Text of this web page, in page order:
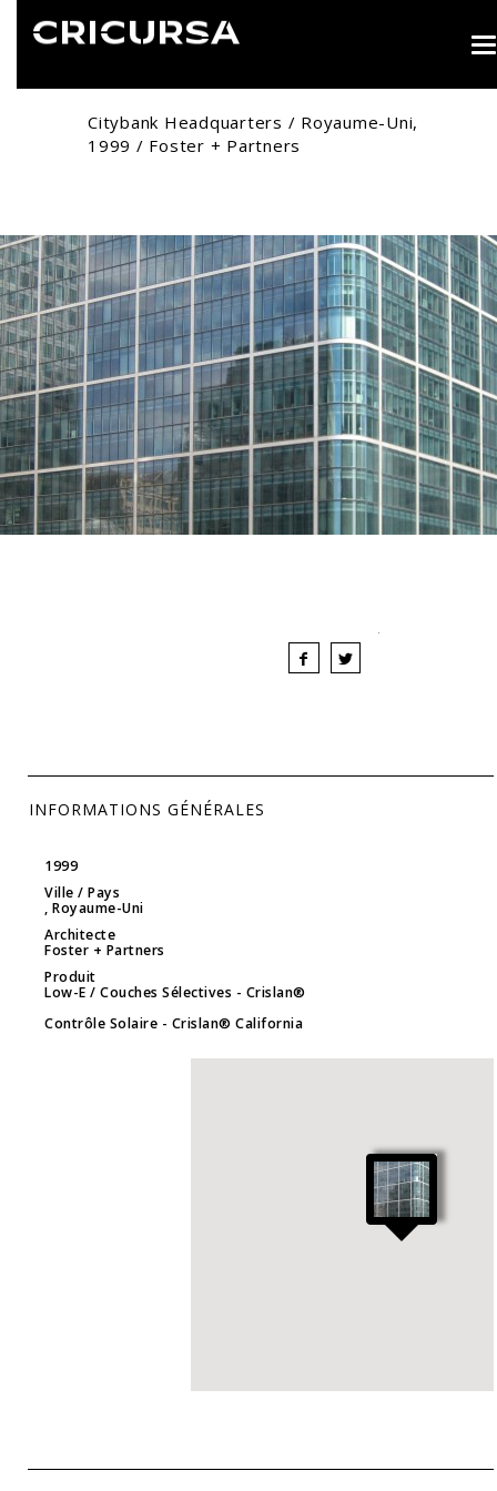
Citybank Headquarters / Royaume-Uni,
1999 / Foster + Partners
INFORMATIONS GÉNÉRALES
1999
Ville / Pays
, Royaume-Uni
Architecte
Foster + Partners
Produit
Low-E / Couches Sélectives - Crislan®
Contrôle Solaire - Crislan® California